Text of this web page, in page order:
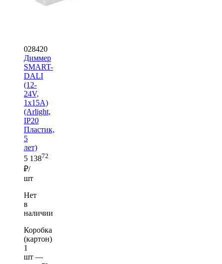
028420
Диммер
SMART-
DALI
(12-
24V,
1x15A)
(Arlight,
IP20
Пластик,
5
лет)
5 13872
₽/
шт
Нет
в
наличии
Коробка
(картон)
1
шт —